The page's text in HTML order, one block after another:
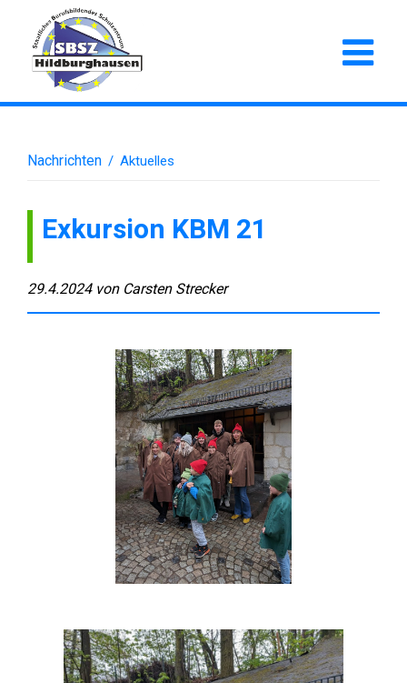
Nachrichten / Aktuelles
Exkursion KBM 21
29.4.2024 von Carsten Strecker